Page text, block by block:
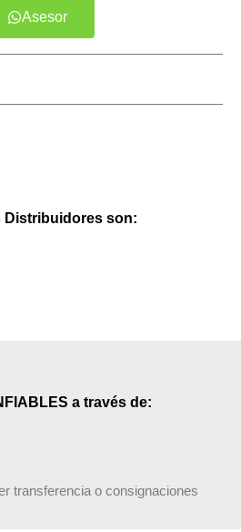
Asesor
Distribuidores son:
a través de:
transferencia o consignaciones